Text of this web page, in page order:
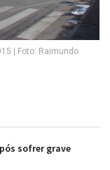
| Foto: Raimundo
sofrer grave